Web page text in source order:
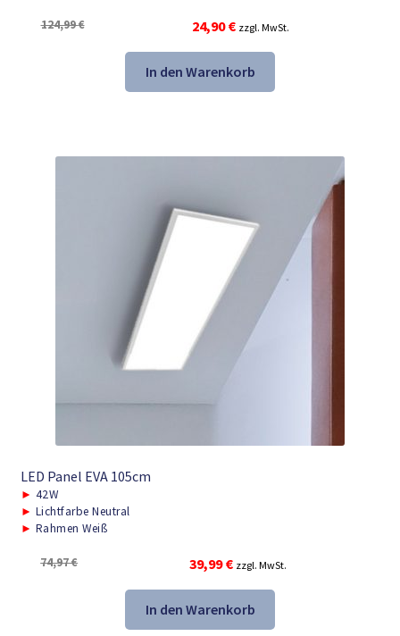
124,99€
Ursprünglicher
Preis
war:
124,99 €
24,90€Aktueller
Preis
ist:
24,90 €.
zzgl. MwSt.
In den Warenkorb
LED Panel EVA 105cm
► 42W
► Lichtfarbe Neutral
► Rahmen Weiß
74,97€
Ursprünglicher
Preis
war:
74,97 €
39,99€Aktueller
Preis
ist:
39,99 €.
zzgl. MwSt.
In den Warenkorb